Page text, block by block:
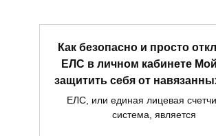
Как безопасно и просто
ЕЛС в личном кабинете
защитить себя от
ЕЛС, или единая лицевая
система, является